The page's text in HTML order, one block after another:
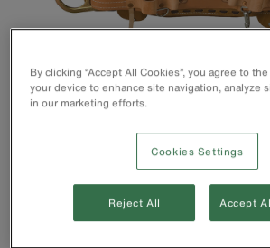
By clicking “Accept All Cookies”, you agree to
your device to enhance site navigation, analyze
in our marketing efforts.
Cookies Settings
Reject All Accept